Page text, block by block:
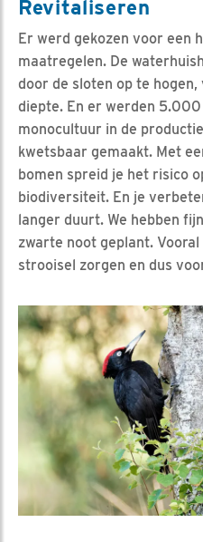
Revitaliseren
Er werd gekozen voor een
maatregelen. De
door de sloten op te
diepte. En er werden
monocultuur in de
kwetsbaar gemaakt. Met
bomen spreid je het risico
biodiversiteit. En je
langer duurt. We hebben
zwarte noot geplant.
strooisel zorgen en dus